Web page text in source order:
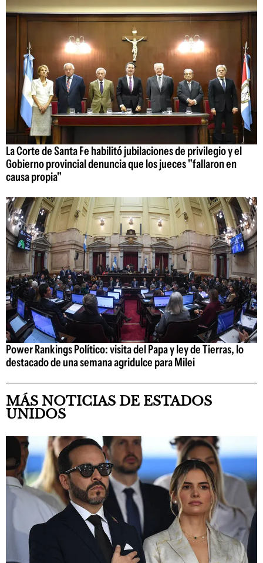
La Corte de Santa Fe habilitó jubilaciones de privilegio y el
Gobierno provincial denuncia que los jueces "fallaron en
causa propia"
Power Rankings Político: visita del Papa y ley de Tierras, lo
destacado de una semana agridulce para Milei
MÁS NOTICIAS DE ESTADOS
UNIDOS